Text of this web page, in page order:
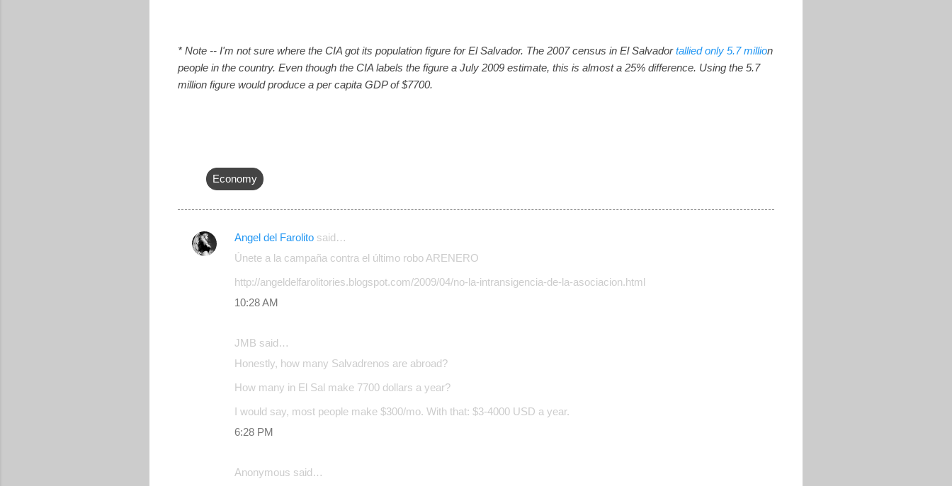
* Note -- I'm not sure where the CIA got its population figure for El Salvador. The 2007 census in El Salvadortallied only 5.7 million
people in the country. Even though the CIA labels the figure a July 2009 estimate, this is almost a 25% difference. Using the 5.7
million figure would produce a per capita GDP of $7700.
Economy
C
Angel del Farolito said…
Únete a la campaña contra el último robo ARENERO
http://angeldelfarolitories.blogspot.com/2009/04/no-la-intransigencia-de-la-asociacion.html
10:28 AM
JMB said…
Honestly, how many Salvadrenos are abroad?
How many in El Sal make 7700 dollars a year?
I would say, most people make $300/mo. With that: $3-4000 USD a year.
6:28 PM
Anonymous said…